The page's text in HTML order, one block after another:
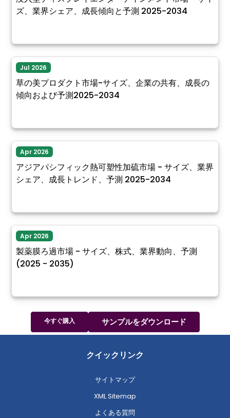
ズ、業界シェア、成長傾向と予測 2025-2034
Jul 2026
草の美プロダクト市場-サイズ、企業の共有、成長の
傾向および予測2025-2034
Apr 2026
アジアパシフィック熱可塑性加硫市場 - サイズ、業界
シェア、成長トレンド、予測 2025-2034
Apr 2026
製薬膜ろ過市場 - サイズ、株式、業界動向、予測
(2025 - 2035)
今すぐ購入 サンプルをダウンロード
クイックリンク
サイトマップ
XML Sitemap
よくある質問